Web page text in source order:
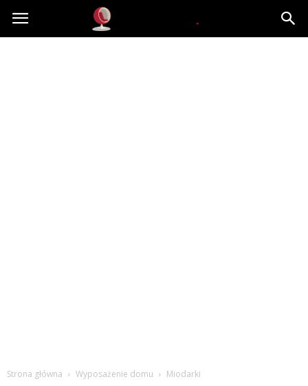
Dekoteria.pl
Strona główna Wyposażenie domu Miodarki